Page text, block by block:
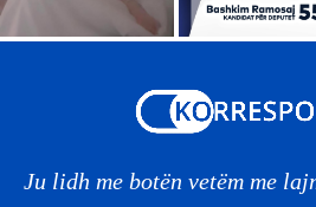
Ju lidh me botën vetëm me